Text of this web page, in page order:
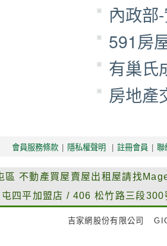
內政
591房
有巢
房地
會員服務條款 | 隱私權聲明 | 註冊會員 | 聯
區 不動產買屋賣屋出租屋請找
屯四平加盟店 / 406 松竹路三段300
吉家網股份有限公司